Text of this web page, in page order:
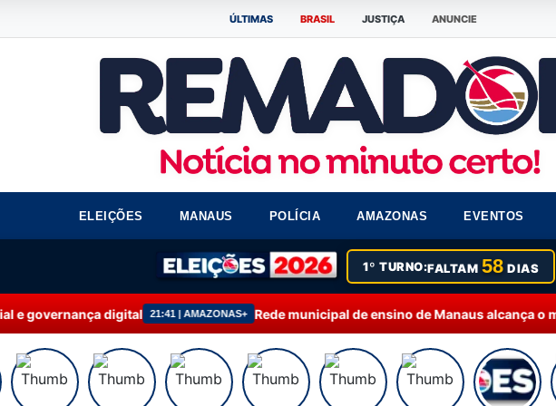
ÚLTIMAS BRASIL JUSTIÇA ANUNCIE
ELEIÇÕES MANAUS POLÍCIA AMAZONAS EVENTOS
1º TURNO:FALTAM 58 DIAS
21:41 | AMAZONAS+ Rede municipal de ensino de Manaus alcança o melhor desempenho no